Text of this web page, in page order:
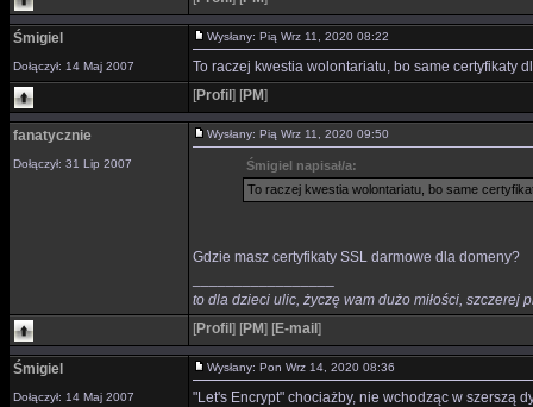
Śmigiel
Dołączył: 14 Maj 2007
Wysłany: Pią Wrz 11, 2020 08:22
To raczej kwestia wolontariatu, bo same certyfikaty
[Profil ] [PM]
fanatycznie
Dołączył: 31 Lip 2007
Wysłany: Pią Wrz 11, 2020 09:50
Śmigiel napisał/a:
To raczej kwestia wolontariatu, bo same
Gdzie masz certyfikaty SSL darmowe dla domeny?
to dla dzieci ulic, życzę wam dużo miłości, szczerej
[Profil ] [PM] [E-mail ]
Śmigiel
Dołączył: 14 Maj 2007
Wysłany: Pon Wrz 14, 2020 08:36
"Let's Encrypt" chociażby, nie wchodząc w szerszą